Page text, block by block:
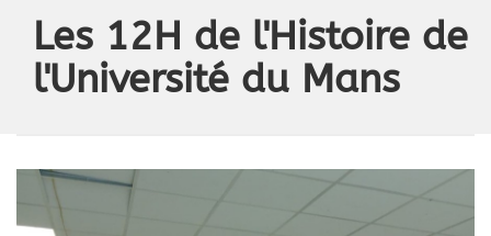
Les 12H de l'Histoire de
l'Université du Mans